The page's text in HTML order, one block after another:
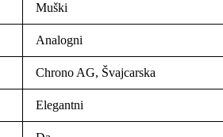
Muški
Analogni
Chrono AG, Švajcarska
Elegantni